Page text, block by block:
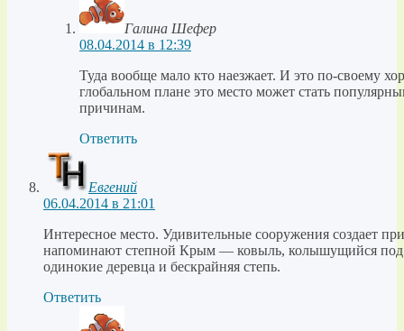
Галина Шефер
08.04.2014 в 12:39
Туда вообще мало кто наезжает. И это по-своему
глобальном плане это место может стать
причинам.
Ответить
Евгений
06.04.2014 в 21:01
Интересное место. Удивительные сооружения создает
напоминают степной Крым — ковыль, колышущийся под
одинокие деревца и бескрайняя степь.
Ответить